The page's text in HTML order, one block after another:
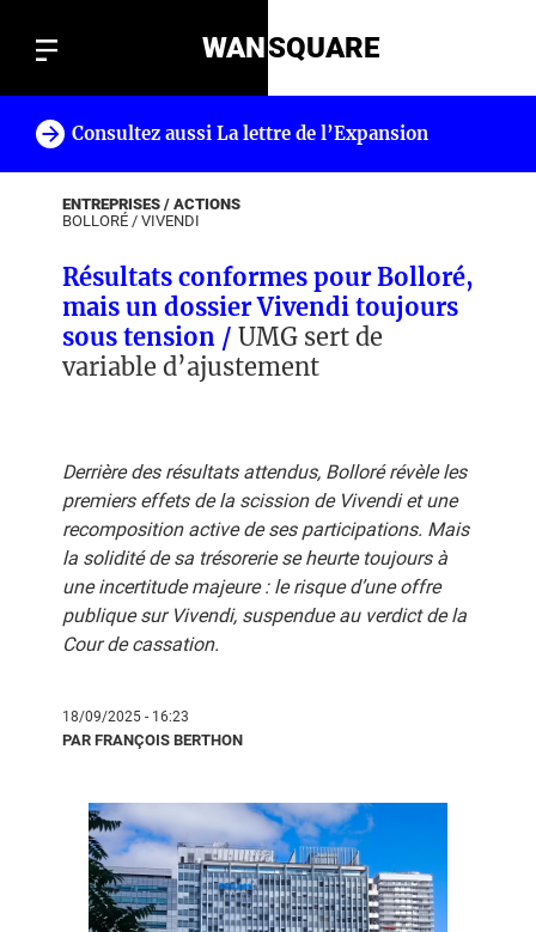
WANSQUARE
Consultez aussi La lettre de l’Expansion
ENTREPRISES / ACTIONS
BOLLORÉ / VIVENDI
Résultats conformes pour Bolloré,
mais un dossier Vivendi toujours
sous tension / UMG sert de
variable d’ajustement
Derrière des résultats attendus, Bolloré révèle les
premiers effets de la scission de Vivendi et une
recomposition active de ses participations. Mais
la solidité de sa trésorerie se heurte toujours à
une incertitude majeure : le risque d’une offre
publique sur Vivendi, suspendue au verdict de la
Cour de cassation.
18/09/2025 - 16:23
PAR FRANÇOIS BERTHON